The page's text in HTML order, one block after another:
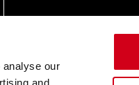
analyse our